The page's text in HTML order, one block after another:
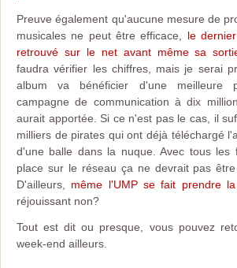
Preuve également qu'aucune mesure de
musicales ne peut être efficace,
le
retrouvé sur le net avant même sa
faudra vérifier les chiffres, mais je serai
album va bénéficier d'une meilleure
campagne de communication à dix
aurait apportée. Si ce n'est pas le cas, il
milliers de pirates qui ont déjà téléchargé
d'une balle dans la nuque. Avec tous les
place sur le réseau ça ne devrait pas
D'ailleurs, même l'UMP se fait prendre
réjouissant non?
Tout est dit ou presque, vous pouvez
week-end ailleurs.